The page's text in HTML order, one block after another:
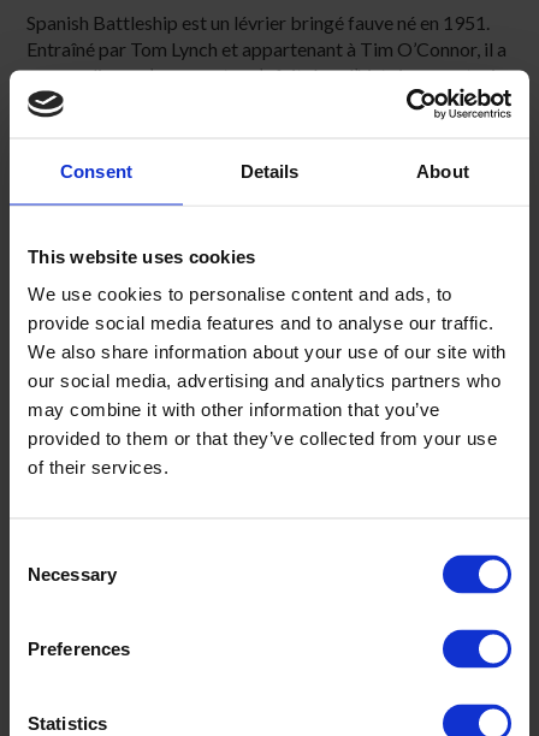
Consent Details About
This website uses cookies
We use cookies to personalise content and ads, to
provide social media features and to analyse our traffic.
We also share information about your use of our site with
our social media, advertising and analytics partners who
may combine it with other information that you’ve
provided to them or that they’ve collected from your use
of their services.
Selection
Necessary
Preferences
Statistics
Spanish Battleship est un lévrier bringé fauve né en 1951.
Entraîné par Tom Lynch et appartenant à Tim O’Connor, il a
accompli ce qu’aucun autre n’a fait dans l’histoire avec trois
victoires consécutives au Derby irlandais de 1953 à 1955,
Au-delà des pistes
même été le cadre d’un épisode de Top Gear de la BBC (un
lévrier contre une Mazda MX5 — devinez qui a gagné ?).
Le cœur de Dublin est ici, avec des compétitions de saut
d'obstacles, des finales de l’UEFA et même Pelé au fil des
années !
Des visiteurs prestigieux au fil des ans
nombreuses personnalités ! Avec des présidents, des
premiers ministres, des athlètes et des artistes.
Greyhound Trust
fondation caritative officielle de l’industrie des lévriers.